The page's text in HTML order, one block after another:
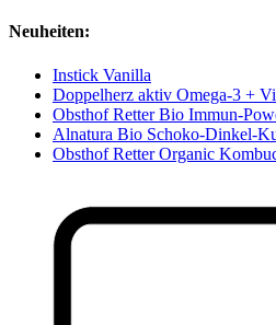
Neuheiten:
Instick Vanilla
Doppelherz aktiv Omega-3 +
Obsthof Retter Bio Immun-
Alnatura Bio Schoko-Dinkel-
Obsthof Retter Organic